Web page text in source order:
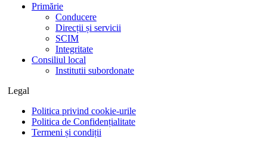
Primărie
Conducere
Direcții și servicii
SCIM
Integritate
Consiliul local
Institutii subordonate
Legal
Politica privind cookie-urile
Politica de Confidențialitate
Termeni și condiții